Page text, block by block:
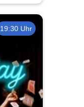
19:30 Uhr